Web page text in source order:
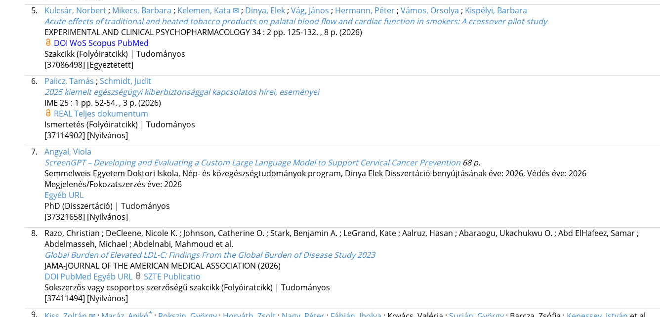
5.
Kulcsár, Norbert ; Mikecs, Barbara ; Kelemen, Kata ✉ ; Dinya, Elek ; Vág, János ; Hermann, Péter ; Vámos, Orsolya ; Kispélyi, Barbara
Acute effects of traditional and heated tobacco products on palatal blood flow and cardiac function in smokers: A crossover pilot study
EXPERIMENTAL AND CLINICAL PSYCHOPHARMACOLOGY34: 2 pp. 125-132. , 8 p. (2026)
DOI WoS Scopus PubMed
Szakcikk (Folyóiratcikk) | Tudományos
[37086498] [Egyeztetett]
6.
Palicz, Tamás ; Schmidt, Judit
2025 kiemelt egészségügyi kiberbiztonsággal kapcsolatos hírei, eseményei
IME 25: 1 pp. 52-54. , 3 p. (2026)
REALTeljes dokumentum
Ismertetés (Folyóiratcikk) | Tudományos
[37114902] [Nyilvános]
7.
Angyal, Viola
ScreenGPT – Developing and Evaluating a Custom Large Language Model to Support Cervical Cancer Prevention68 p.
Semmelweis Egyetem Doktori Iskola, Nép- és közegészségtudományok program, Dinya Elek Disszertáció benyújtásának éve: 2026, Védés éve: 2026
Megjelenés/Fokozatszerzés éve: 2026
Egyéb URL
PhD (Disszertáció) | Tudományos
[37321658] [Nyilvános]
8.
Razo, Christian ; DeCleene, Nicole K. ; Johnson, Catherine O. ; Stark, Benjamin A. ; LeGrand, Kate ; Aalruz, Hasan ; Abaraogu, Ukachukwu O. ; Abd ElHafeez, Samar ;
Abdelmasseh, Michael ; Abdelnabi, Mahmoud et al.
Global Burden of Elevated LDL-C: Findings From the Global Burden of Disease Study 2023
JAMA-JOURNAL OF THE AMERICAN MEDICAL ASSOCIATION (2026)
DOI PubMed Egyéb URL
SZTE Publicatio
Sokszerzős vagy csoportos szerzőségű szakcikk (Folyóiratcikk) | Tudományos
[37411494] [Nyilvános]
9.
*